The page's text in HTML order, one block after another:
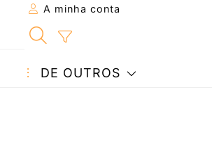
A minha conta
DE OUTROS